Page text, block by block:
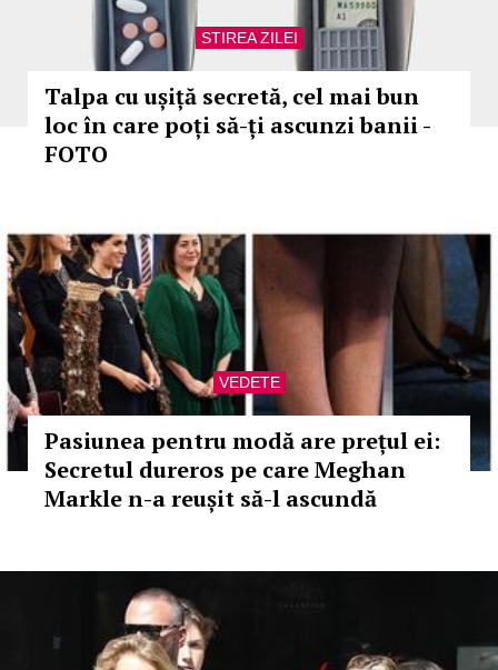
STIREA ZILEI
Talpa cu ușiță secretă, cel mai bun
loc în care poți să-ți ascunzi banii -
FOTO
VEDETE
Pasiunea pentru modă are prețul ei:
Secretul dureros pe care Meghan
Markle n-a reușit să-l ascundă